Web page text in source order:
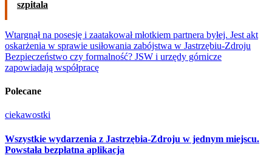
szpitala
Nawigacja
wpisu
Wtargnął na posesję i zaatakował młotkiem partnera byłej. Jest akt
oskarżenia w sprawie usiłowania zabójstwa w Jastrzębiu-Zdroju
Bezpieczeństwo czy formalność? JSW i urzędy górnicze
zapowiadają współpracę
Polecane
ciekawostki
Wszystkie wydarzenia z Jastrzębia-Zdroju w jednym miejscu.
Powstała bezpłatna aplikacja